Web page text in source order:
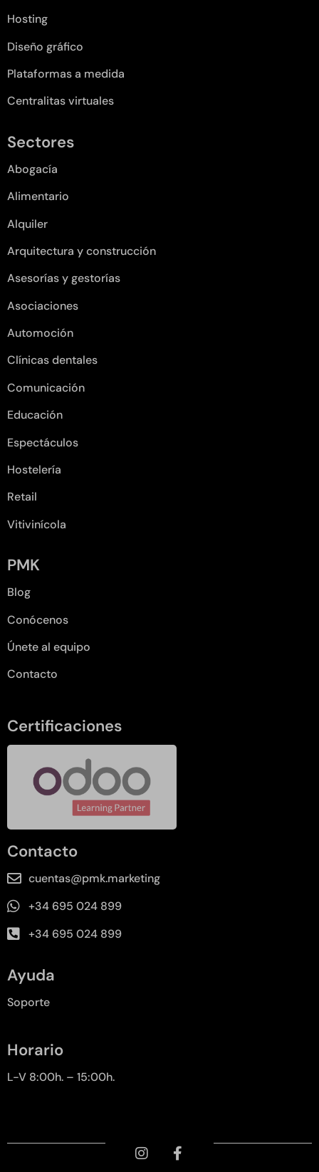
Hosting
Diseño gráfico
Plataformas a medida
Centralitas virtuales
Sectores
Abogacía
Alimentario
Alquiler
Arquitectura y construcción
Asesorías y gestorías
Asociaciones
Automoción
Clínicas dentales
Comunicación
Educación
Espectáculos
Hostelería
Retail
Vitivinícola
PMK
Blog
Conócenos
Únete al equipo
Contacto
Certificaciones
Contacto
cuentas@pmk.marketing
+34 695 024 899
+34 695 024 899
Ayuda
Soporte
Horario
L-V 8:00h. – 15:00h.